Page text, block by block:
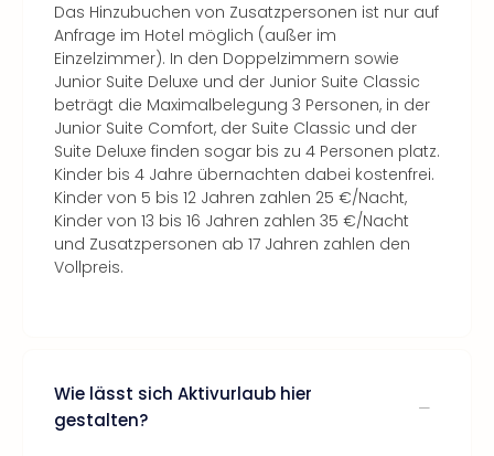
Das Hinzubuchen von Zusatzpersonen ist nur auf
Anfrage im Hotel möglich (außer im
Einzelzimmer). In den Doppelzimmern sowie
Junior Suite Deluxe und der Junior Suite Classic
beträgt die Maximalbelegung 3 Personen, in der
Junior Suite Comfort, der Suite Classic und der
Suite Deluxe finden sogar bis zu 4 Personen platz.
Kinder bis 4 Jahre übernachten dabei kostenfrei.
Kinder von 5 bis 12 Jahren zahlen 25 €/Nacht,
Kinder von 13 bis 16 Jahren zahlen 35 €/Nacht
und Zusatzpersonen ab 17 Jahren zahlen den
Vollpreis.
Wie lässt sich Aktivurlaub hier
gestalten?